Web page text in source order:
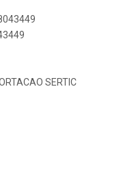
SERTIC